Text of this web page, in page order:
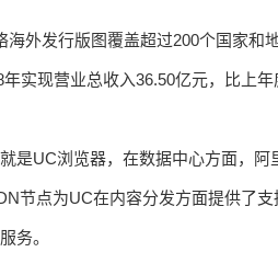
外发行版图覆盖超过200个国家和
实现营业总收入36.50亿元，比上年
是UC浏览器，在数据中心方面，
节点为UC在内容分发方面提供了
务。